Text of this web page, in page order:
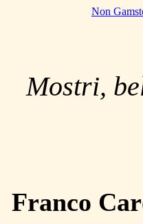
Non
Mostri,
Franco